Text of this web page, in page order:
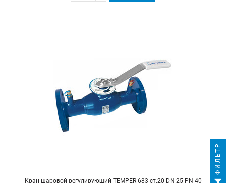
Кран шаровой регулирующий TEMPER 683 ст.20 DN 25 PN 40
ФИЛЬТР